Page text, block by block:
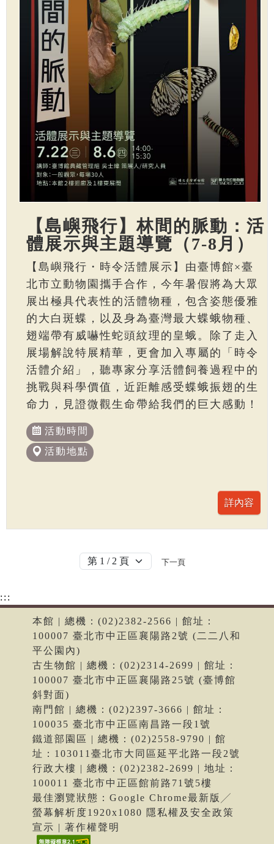
【島嶼飛行】林間的脈動：活
體展示與主題導覽（7-8月）
【島嶼飛行・時令活體展示】由臺博館×臺
北市立動物園攜手合作，今年暑假將為大眾
展出極具代表性的活體物種，包含姿態優雅
的大白斑蝶，以及身為臺灣最大蝶蛾物種、
翅端帶有威嚇性蛇頭紋理的皇蛾。除了走入
展場解說特展精華，更會加入專屬的「時令
活體介紹」，聽專家分享活體飼養過程中的
挑戰與科學價值，近距離感受蝶蛾振翅的生
命力，見證微觀生命帶給我們的巨大感動！
活動時間
活動地點
下一頁
:::
本館 | 總機：(02)2382-2566 | 館址：
100007 臺北市中正區襄陽路2號 (二二八和
平公園內)
古生物館 | 總機：(02)2314-2699 | 館址：
100007 臺北市中正區襄陽路25號 (臺博館
斜對面)
南門館 | 總機：(02)2397-3666 | 館址：
100035 臺北市中正區南昌路一段1號
鐵道部園區 | 總機：(02)2558-9790 | 館
址：103011臺北市大同區延平北路一段2號
行政大樓 | 總機：(02)2382-2699 | 地址：
100011 臺北市中正區館前路71號5樓
最佳瀏覽狀態：Google Chrome最新版╱
螢幕解析度1920x1080 隱私權及安全政策
宣示 | 著作權聲明